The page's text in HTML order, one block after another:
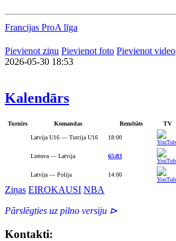
Francijas ProA līga
Pievienot ziņu Pievienot foto Pievienot video
2026-05-30 18:53
Kalendārs
Turnīrs Komandas Rezultāts TV
Latvija U16 — Turcija U16 18:00
Lietuva — Latvija 65:83
Latvija — Polija 14:00
Ziņas EIROKAUSI NBA
Pārslēgties uz pilno versiju ⊳
Kontakti: